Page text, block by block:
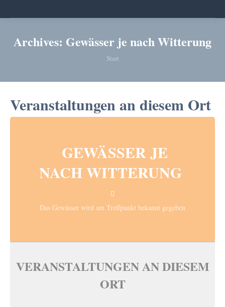
Archives: Gewässer je nach Witterung
Sie befinden sich hier:
Start
Veranstaltungen an diesem Ort
GEWÄSSER JE
NACH WITTERUNG
Das Gewässer wird am Treffpunkt bekannt gegeben
VERANSTALTUNGEN AN DIESEM
ORT